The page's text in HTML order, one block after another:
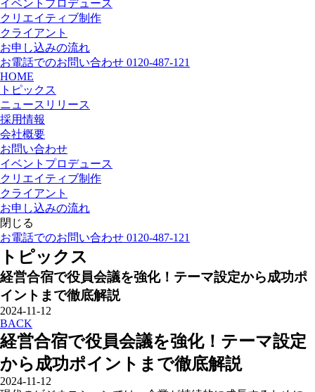
イベントプロデュース
クリエイティブ制作
クライアント
お申し込みの流れ
お電話でのお問い合わせ 0120-487-121
HOME
トピックス
ニュースリリース
採用情報
会社概要
お問い合わせ
イベントプロデュース
クリエイティブ制作
クライアント
お申し込みの流れ
閉じる
お電話でのお問い合わせ 0120-487-121
トピックス
経営合宿で役員会議を強化！テーマ設定から成功ポ
イントまで徹底解説
2024-11-12
BACK
経営合宿で役員会議を強化！テーマ設定
から成功ポイントまで徹底解説
2024-11-12